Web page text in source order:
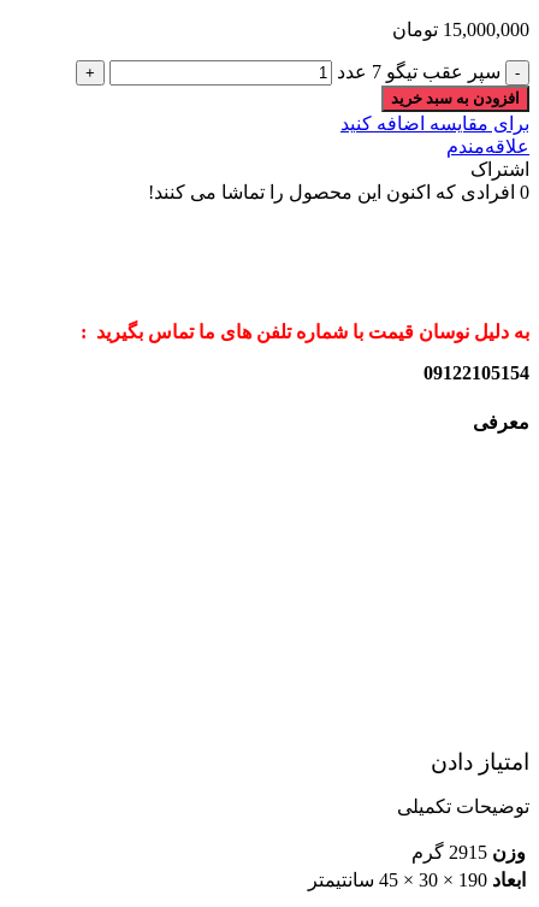
15,000,000 تومان
سپر عقب تیگو 7 عدد
افزودن به سبد خرید
برای مقایسه اضافه کنید
علاقه‌مندم
اشتراک
0 افرادی که اکنون این محصول را تماشا می کنند!
به دلیل نوسان قیمت با شماره تلفن های ما تماس بگیرید :
09122105154
معرفی
امتیاز دادن
توضیحات تکمیلی
وزن 2915 گرم
ابعاد 190 × 30 × 45 سانتیمتر